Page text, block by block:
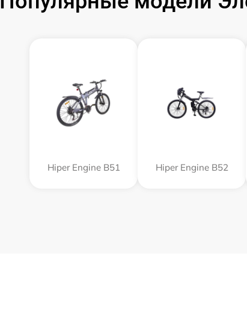
Hiper Engine B51 Hiper Engine B52